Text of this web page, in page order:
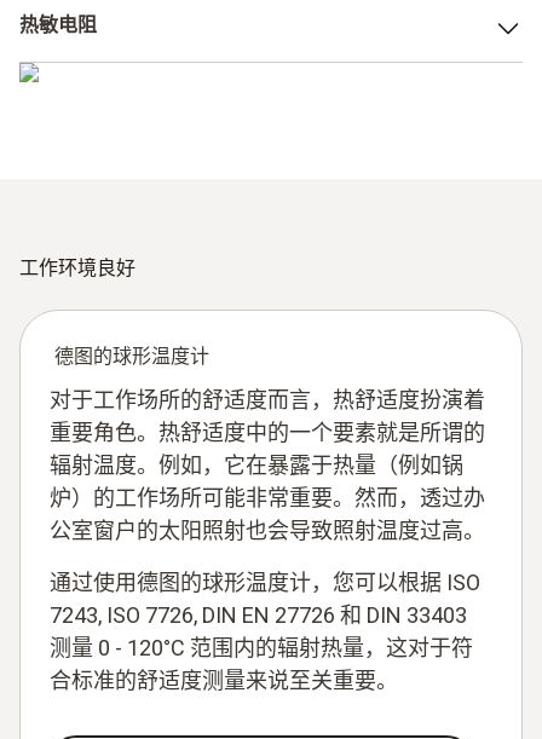
那么此时的“热电电压”就是测量点（热端）和冷连接点（冷
数电阻效应（PTC电阻效应）。金属具有随温度升高而电阻
增加的特性。这就是风速计发挥作用的地方。
热敏电阻
热阻或热敏电阻用混合氧化陶瓷制成的现代化的经济的温度
工作环境良好
德图的球形温度计
对于工作场所的舒适度而言，热舒适度扮演着
重要角色。热舒适度中的一个要素就是所谓的
辐射温度。例如，它在暴露于热量（例如锅
炉）的工作场所可能非常重要。然而，透过办
公室窗户的太阳照射也会导致照射温度过高。
通过使用德图的球形温度计，您可以根据 ISO
7243, ISO 7726, DIN EN 27726 和 DIN 33403
测量 0 - 120°C 范围内的辐射热量，这对于符
合标准的舒适度测量来说至关重要。